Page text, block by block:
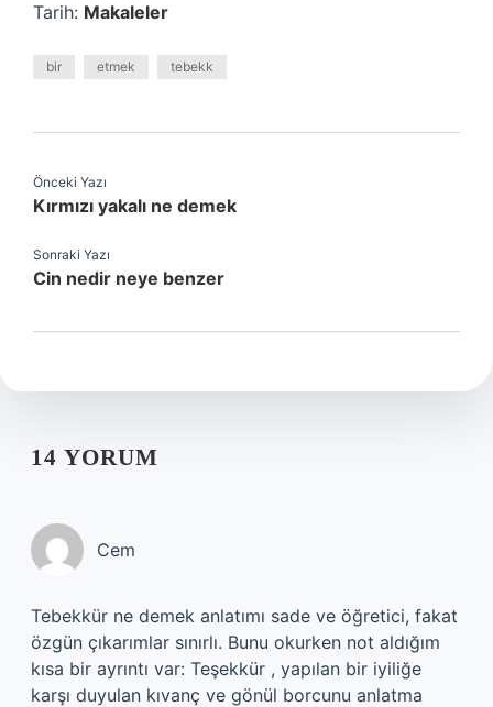
Tarih: Makaleler
bir etmek tebekk
Önceki Yazı
Kırmızı yakalı ne demek
Sonraki Yazı
Cin nedir neye benzer
14 YORUM
Cem
Tebekkür ne demek anlatımı sade ve öğretici, fakat
özgün çıkarımlar sınırlı. Bunu okurken not aldığım
kısa bir ayrıntı var: Teşekkür , yapılan bir iyiliğe
karşı duyulan kıvanç ve gönül borcunu anlatma